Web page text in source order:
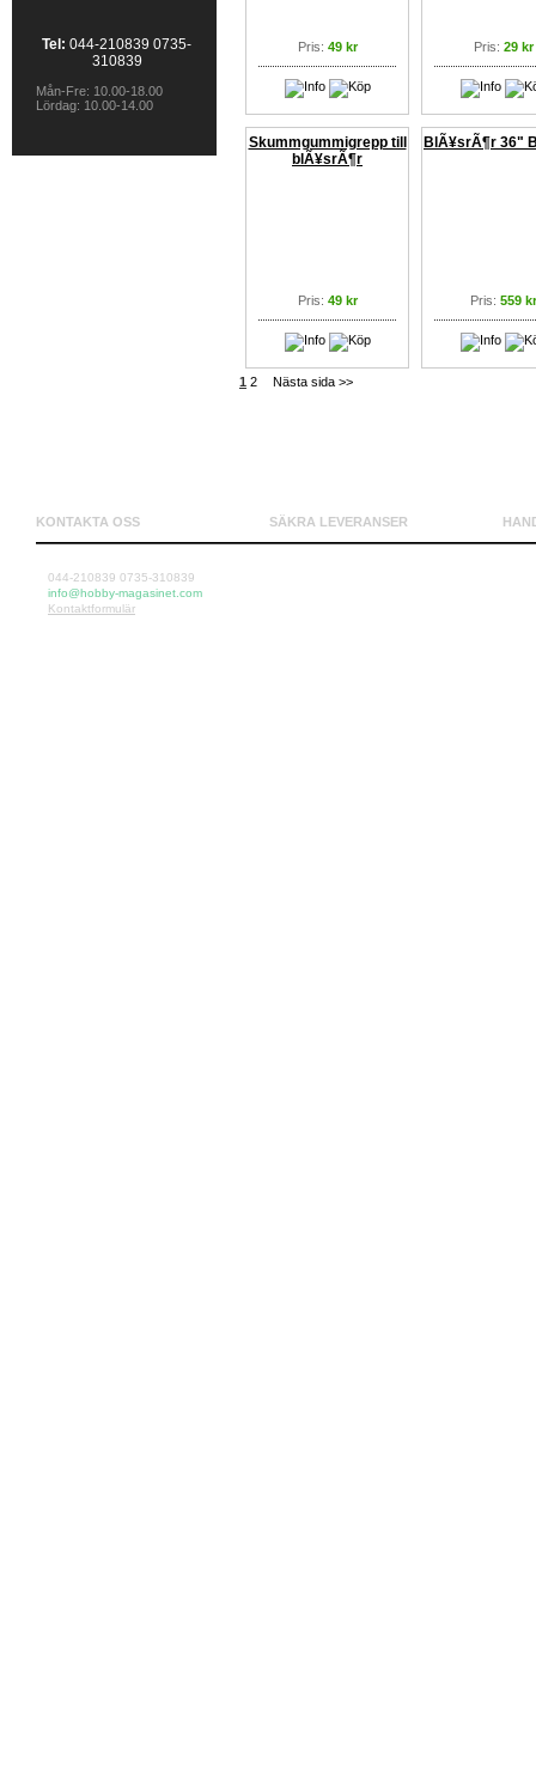
Tel: 044-210839 0735-
310839
Mån-Fre: 10.00-18.00
Lördag: 10.00-14.00
Pris: 49 kr Pris: 29 kr
Skummgummigrepp till
blÃ¥srÃ¶r
Pris: 49 kr
BlÃ¥srÃ¶r 36"
Pris: 559 kr
1 2 Nästa sida >>
KONTAKTA OSS SÄKRA LEVERANSER
044-210839 0735-310839
info@hobby-magasinet.com
Kontaktformulär